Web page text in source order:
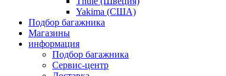
Yakima (США)
Подбор багажника
Магазины
информация
Подбор багажника
Сервис-центр